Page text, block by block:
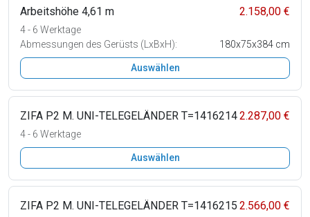
Arbeitshöhe 4,61 m 2.158,00 €
4 - 6 Werktage
Abmessungen des Gerüsts (LxBxH):
180x75x384 cm
Auswählen
ZIFA P2 M. UNI-TELEGELÄNDER T=14162142.287,00 €
4 - 6 Werktage
Auswählen
ZIFA P2 M. UNI-TELEGELÄNDER T=1416215 2.566,00 €